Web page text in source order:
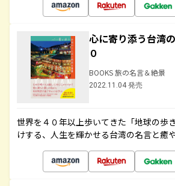
心に寄り添う台湾
０
BOOKS 旅の名言＆絶景
2022.11.04 発売
世界を４０年以上歩いてきた「地球の歩
けする、人生を輝かせる台湾の名言と癒